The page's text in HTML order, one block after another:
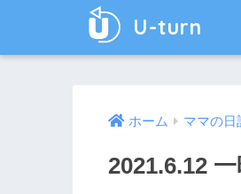
U-turn
ホーム ママの日
2021.6.12